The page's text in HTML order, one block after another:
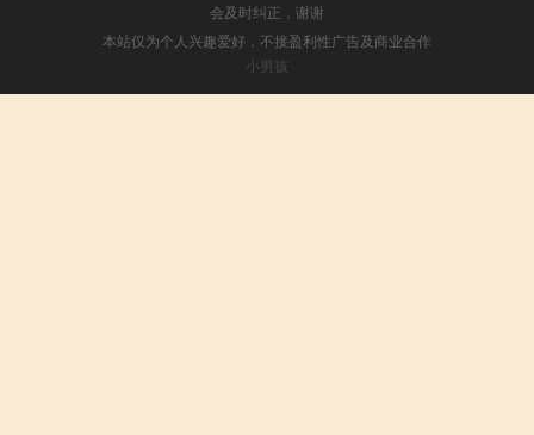
会及时纠正，谢谢
本站仅为个人兴趣爱好，不接盈利性广告及商业合作
小男孩